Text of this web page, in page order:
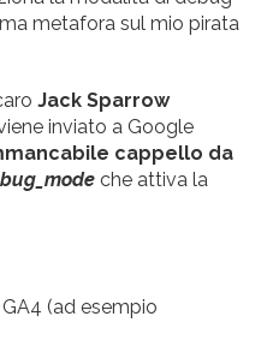
metafora sul mio pirata
Jack Sparrow
inviato a Google
cappello da
che attiva la
(ad esempio